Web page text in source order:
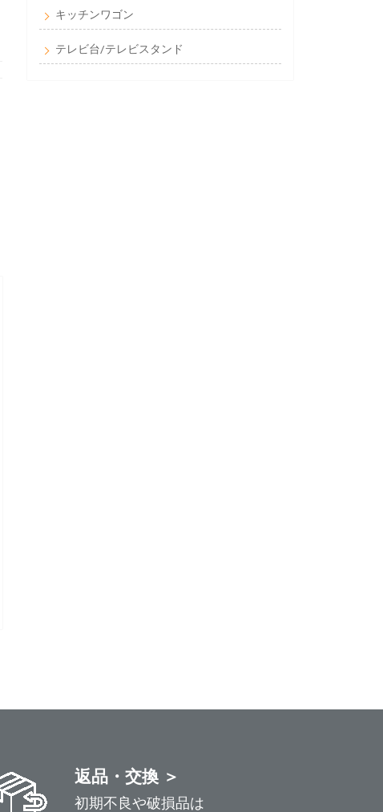
キッチンワゴン
テレビ台/テレビスタンド
返品・交換 ＞
初期不良や破損品は